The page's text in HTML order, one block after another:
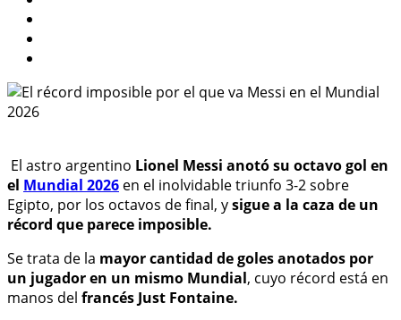
El astro argentino Lionel Messi anotó su octavo gol en
el Mundial 2026 en el inolvidable triunfo 3-2 sobre
Egipto, por los octavos de final, ysigue a la caza de un
récord que parece imposible.
Se trata de la mayor cantidad de goles anotados por
un jugador en un mismo Mundial, cuyo récord está en
manos del francés Just Fontaine.